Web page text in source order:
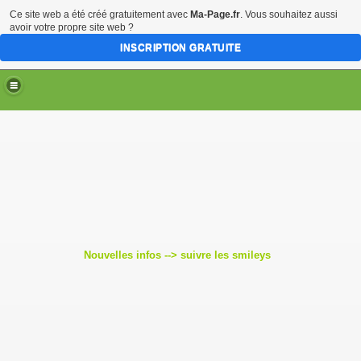
Nouvelles infos --> suivre les smileys
Ce site web a été créé gratuitement avec Ma-Page.fr. Vous souhaitez aussi
avoir votre propre site web ?
INSCRIPTION GRATUITE